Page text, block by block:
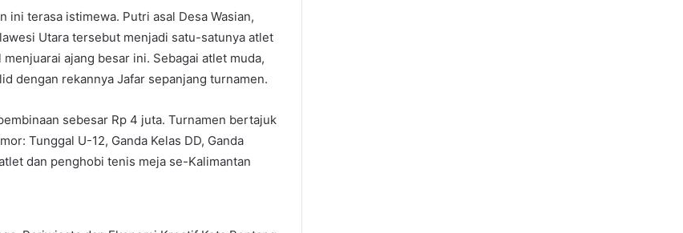
ini terasa istimewa. Putri asal Desa Wasian,
Utara tersebut menjadi satu-satunya atlet
ajang besar ini. Sebagai atlet muda,
dengan rekannya Jafar sepanjang turnamen.
sebesar Rp 4 juta. Turnamen bertajuk
Tunggal U-12, Ganda Kelas DD, Ganda
dan penghobi tenis meja se-Kalimantan